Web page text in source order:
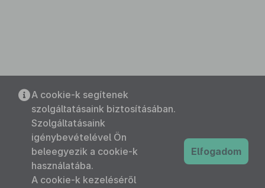
A cookie-k segítenek
szolgáltatásaink biztosításában.
Szolgáltatásaink
igénybevételével Ön
beleegyezik a cookie-k
használatába.
A cookie-k kezeléséről
Elfogadom